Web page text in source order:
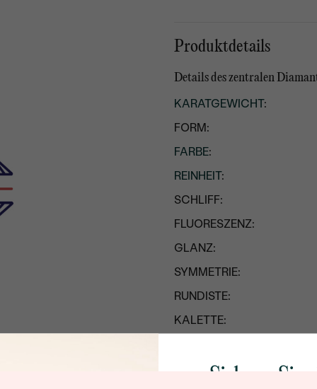
Produktdetails
Details des zentralen
KARATGEWICHT:
FORM:
FARBE:
REINHEIT:
SCHLIFF:
FLUORESZENZ:
GLANZ:
SYMMETRIE:
RUNDISTE:
KALETTE:
TAFEL:Sichern Sie